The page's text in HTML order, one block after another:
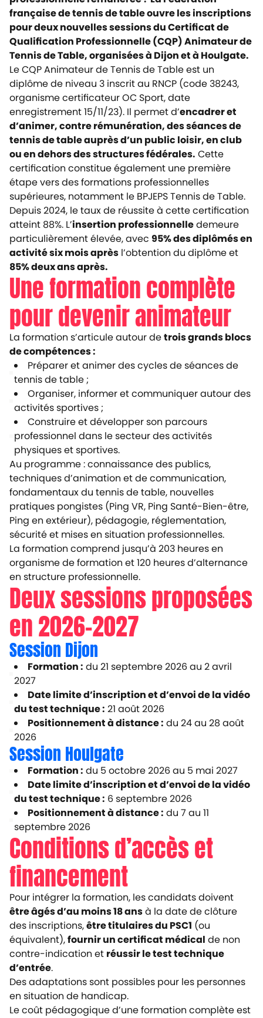
française de tennis de table ouvre les inscriptions
pour deux nouvelles sessions du Certificat de
Qualification Professionnelle (CQP) Animateur de
Tennis de Table, organisées à Dijon et à Houlgate.
Le CQP Animateur de Tennis de Table est un
diplôme de niveau 3 inscrit au RNCP (code 38243,
organisme certificateur OC Sport, date
enregistrement 15/11/23). Il permet d’encadrer et
d’animer, contre rémunération, des séances de
tennis de table auprès d’un public loisir, en club
ou en dehors des structures fédérales. Cette
certification constitue également une première
étape vers des formations professionnelles
supérieures, notamment le BPJEPS Tennis de Table.
Depuis 2024, le taux de réussite à cette certification
atteint 88%. L’insertion professionnelledemeure
particulièrement élevée, avec 95% des diplômés en
activité six mois après l’obtention du diplôme et
85% deux ans après.
Une formation complète
pour devenir animateur
La formation s’articule autour detrois grands blocs
de compétences :
Préparer et animer des cycles de séances de
tennis de table ;
Organiser, informer et communiquer autour des
activités sportives ;
Construire et développer son parcours
professionnel dans le secteur des activités
physiques et sportives.
Au programme : connaissance des publics,
techniques d’animation et de communication,
fondamentaux du tennis de table, nouvelles
pratiques pongistes (Ping VR, Ping Santé-Bien-être,
Ping en extérieur), pédagogie, réglementation,
sécurité et mises en situation professionnelles.
La formation comprend jusqu’à 203 heures en
organisme de formation et 120 heures d’alternance
en structure professionnelle.
Deux sessions proposées
en 2026-2027
Session Dijon
Formation : du 21 septembre 2026 au 2 avril
2027
Date limite d’inscription et d’envoi de la vidéo
du test technique : 21 août 2026
Positionnement à distance : du 24 au 28 août
2026
Session Houlgate
Formation : du 5 octobre 2026 au 5 mai 2027
Date limite d’inscription et d’envoi de la vidéo
du test technique : 6 septembre 2026
Positionnement à distance : du 7 au 11
septembre 2026
Conditions d’accès et
financement
Pour intégrer la formation, les candidats doivent
être âgés d’au moins 18 ansà la date de clôture
des inscriptions,être titulaires du PSC1 (ou
équivalent),fournir un certificat médical de non
contre-indication et réussir le test technique
d’entrée.
Des adaptations sont possibles pour les personnes
en situation de handicap.
Le coût pédagogique d’une formation complète est